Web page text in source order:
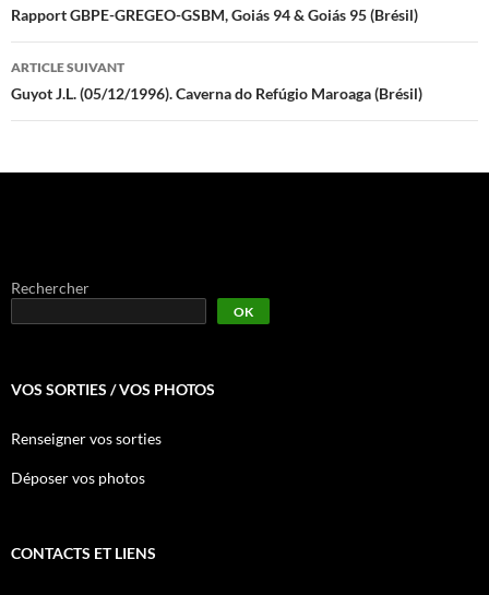
des
articles
Rapport GBPE-GREGEO-GSBM, Goiás 94 & Goiás 95 (Brésil)
ARTICLE SUIVANT
Guyot J.L. (05/12/1996). Caverna do Refúgio Maroaga (Brésil)
Rechercher
OK
VOS SORTIES / VOS PHOTOS
Renseigner vos sorties
Déposer vos photos
CONTACTS ET LIENS